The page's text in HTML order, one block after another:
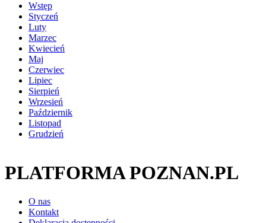
Wstęp
Styczeń
Luty
Marzec
Kwiecień
Maj
Czerwiec
Lipiec
Sierpień
Wrzesień
Październik
Listopad
Grudzień
PLATFORMA POZNAN.PL
O nas
Kontakt